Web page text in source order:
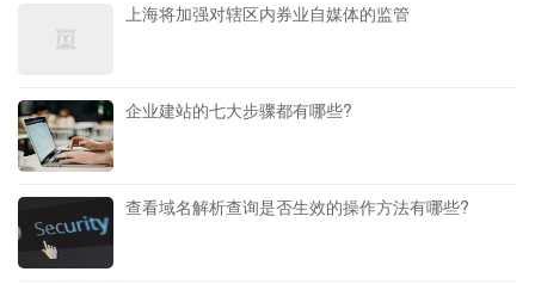
上海将加强对辖区内券业自媒体的监管
企业建站的七大步骤都有哪些?
查看域名解析查询是否生效的操作方法有哪些?